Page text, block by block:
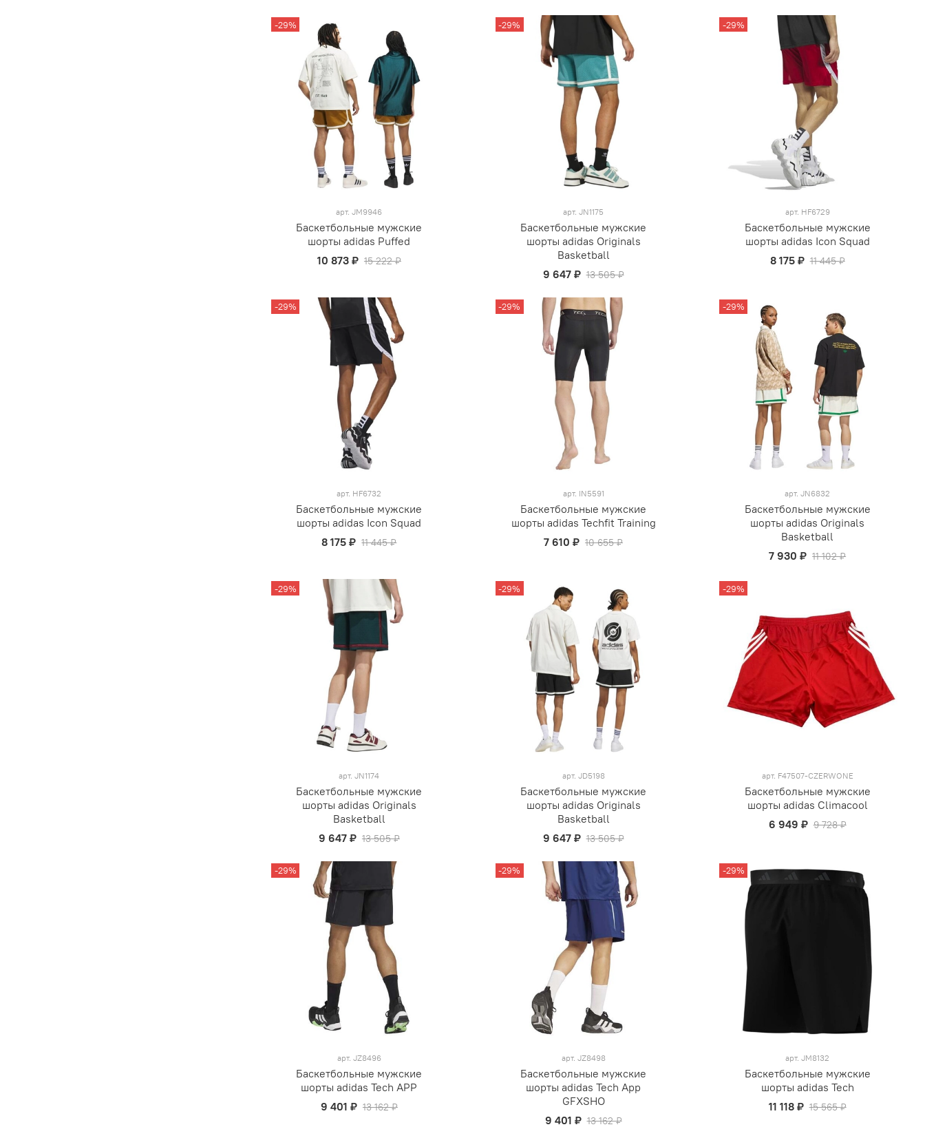
-29%
арт.JM9946
Баскетбольные мужские
шорты adidas Puffed
10 873 ₽ 15 222 ₽
-29%
арт.JN1175
Баскетбольные мужские
шорты adidas Originals
Basketball
9 647 ₽ 13 505 ₽
-29%
арт. HF6729
Баскетбольные мужские
шорты adidas Icon Squad
8 175 ₽ 11 445 ₽
-29%
арт. HF6732
Баскетбольные мужские
шорты adidas Icon Squad
8 175 ₽ 11 445 ₽
-29%
арт. IN5591
Баскетбольные мужские
шорты adidas Techfit Training
7 610 ₽ 10 655 ₽
-29%
арт.JN6832
Баскетбольные мужские
шорты adidas Originals
Basketball
7 930 ₽ 11 102 ₽
-29%
арт.JN1174
Баскетбольные мужские
шорты adidas Originals
Basketball
9 647 ₽ 13 505 ₽
-29%
арт. JD5198
Баскетбольные мужские
шорты adidas Originals
Basketball
9 647 ₽ 13 505 ₽
-29%
арт. F47507-CZERWONE
Баскетбольные мужские
шорты adidas Climacool
6 949 ₽ 9 728 ₽
-29%
арт. JZ8496
Баскетбольные мужские
шорты adidas Tech APP
9 401 ₽ 13 162 ₽
-29%
арт. JZ8498
Баскетбольные мужские
шорты adidas Tech App
GFXSHO
9 401 ₽ 13 162 ₽
-29%
арт.JM8132
Баскетбольные мужские
шорты adidas Tech
11 118 ₽ 15 565 ₽